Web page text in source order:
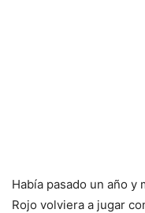
Había pasado un año y
Rojo volviera a jugar